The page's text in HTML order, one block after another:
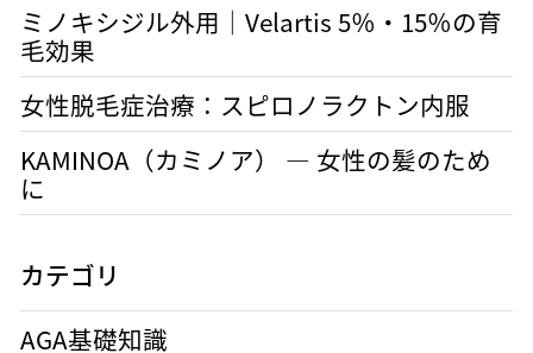
ミノキシジル外用｜Velartis 5％・15％の育
毛効果
女性脱毛症治療：スピロノラクトン内服
KAMINOA（カミノア） ― 女性の髪のため
に
カテゴリ
AGA基礎知識